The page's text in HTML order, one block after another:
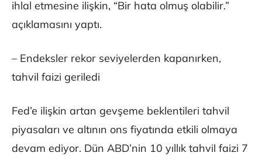
ihlal etmesine ilişkin, “Bir hata olmuş olabilir.”
açıklamasını yaptı.
– Endeksler rekor seviyelerden kapanırken,
tahvil faizi geriledi
Fed’e ilişkin artan gevşeme beklentileri tahvil
piyasaları ve altının ons fiyatında etkili olmaya
devam ediyor. Dün ABD’nin 10 yıllık tahvil faizi 7